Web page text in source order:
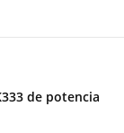
de potencia